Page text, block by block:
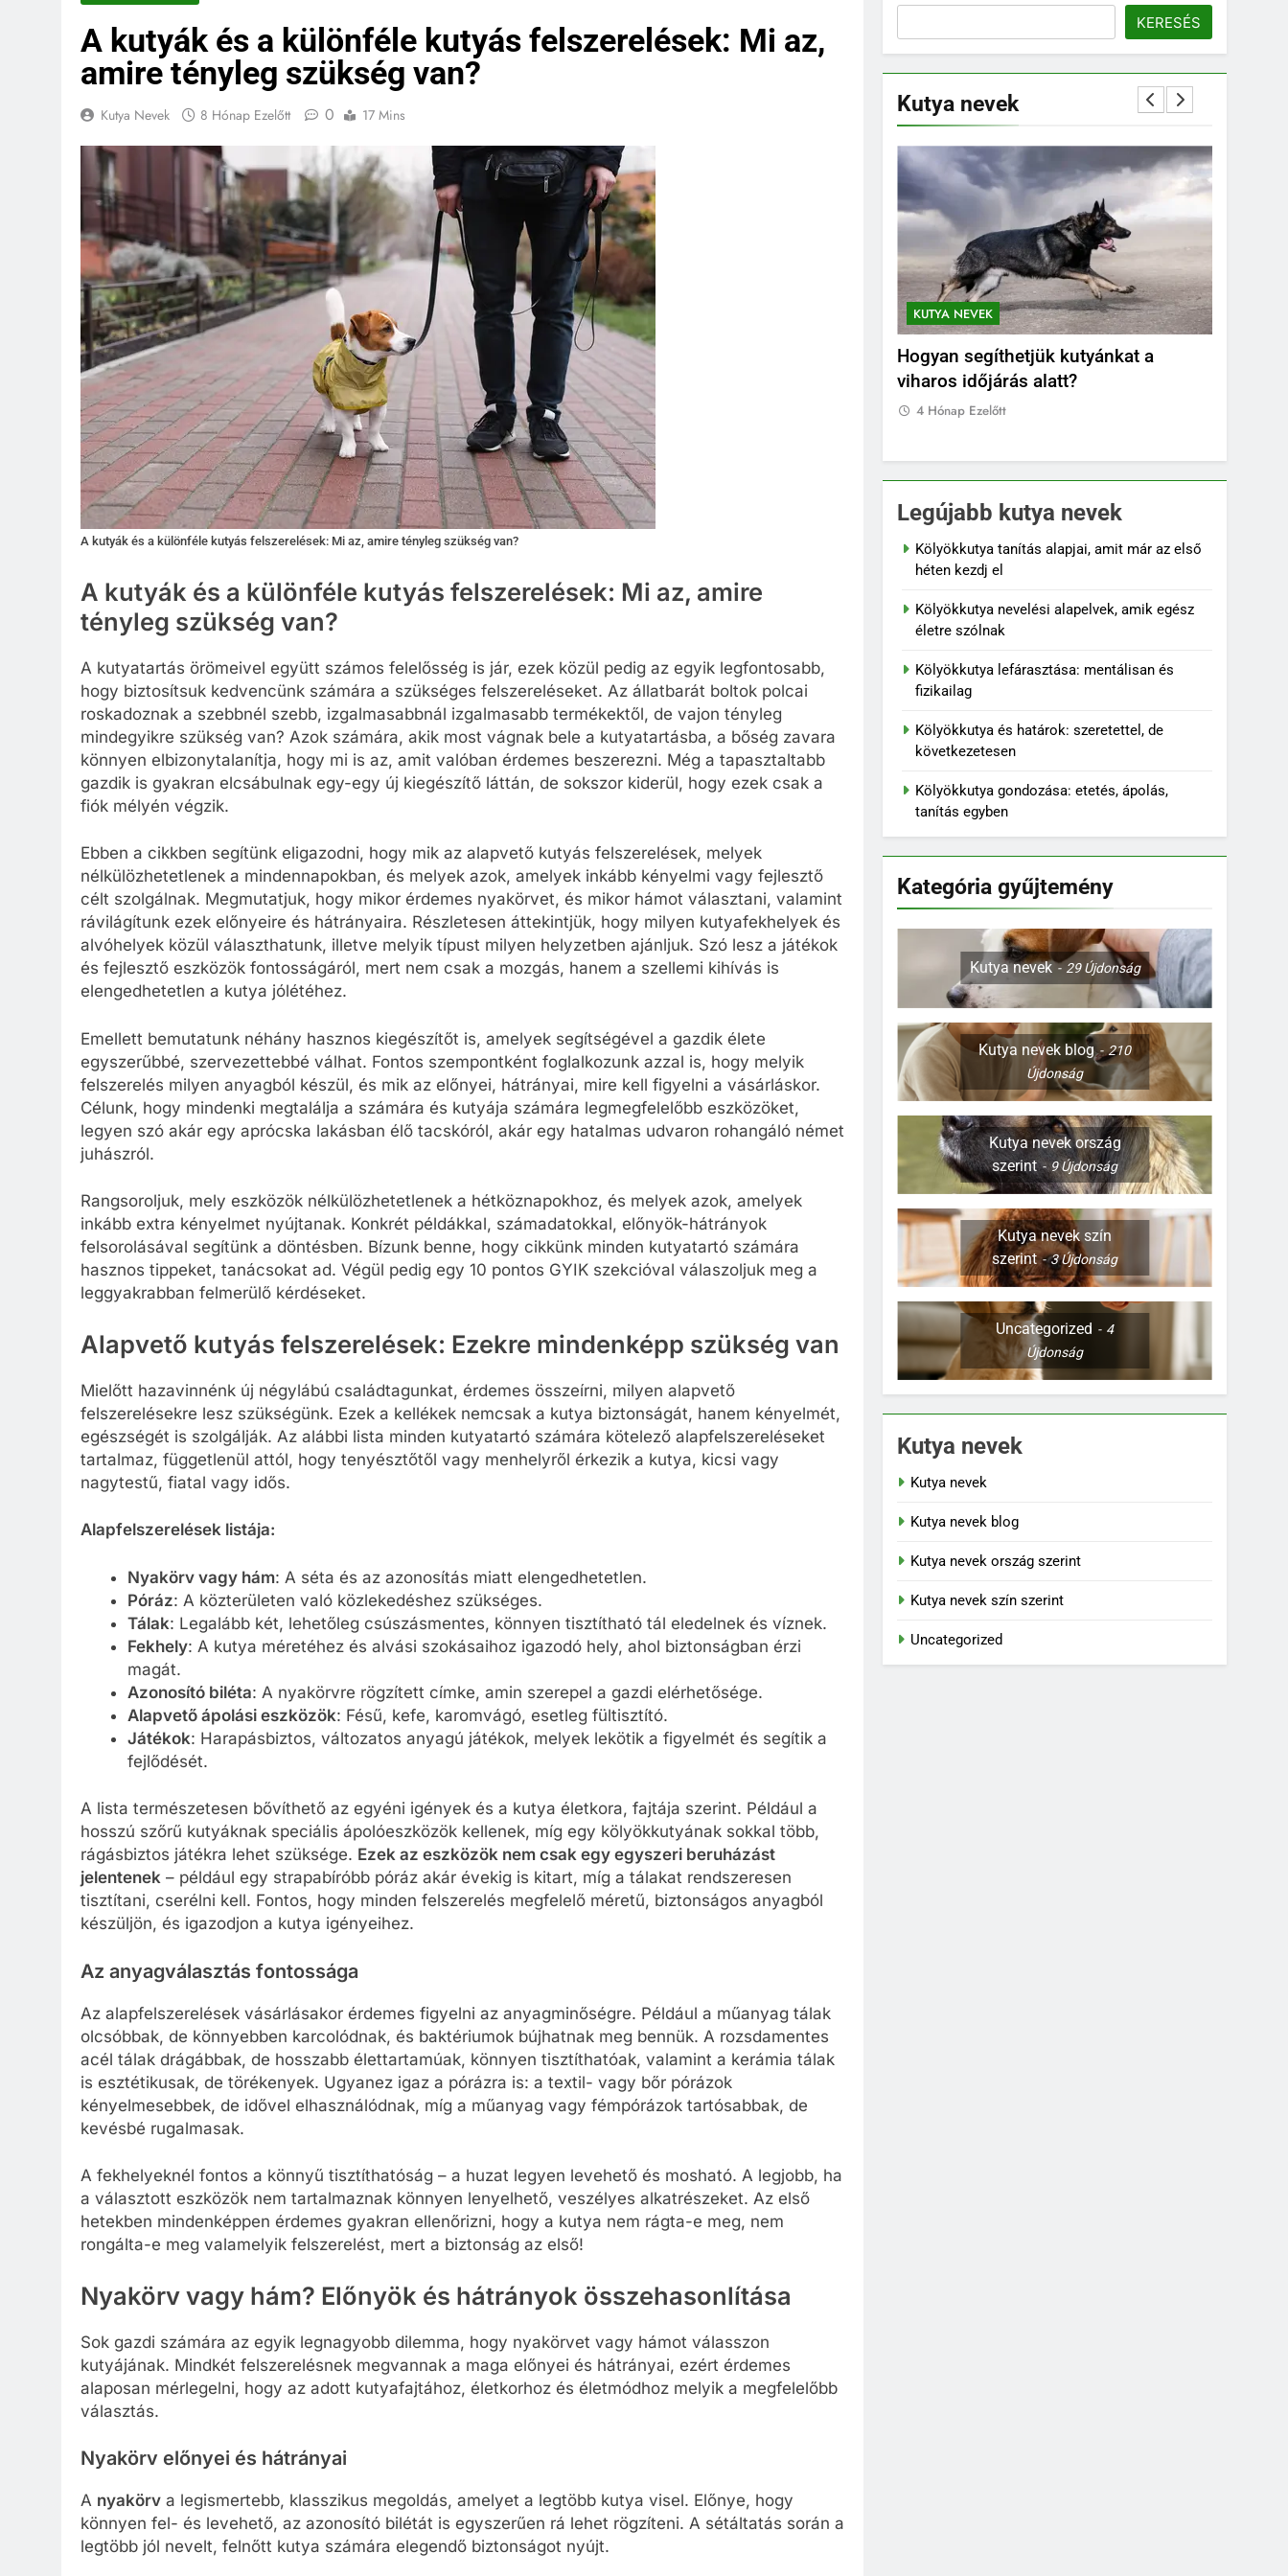
A kutyák és a különféle kutyás felszerelések: Mi az,
amire tényleg szükség van?
Kutya Nevek 8 Hónap Ezelőtt 0 17 Mins
A kutyák és a különféle kutyás felszerelések: Mi az, amire tényleg szükség van?
A kutyák és a különféle kutyás felszerelések: Mi az, amire
tényleg szükség van?
A kutyatartás örömeivel együtt számos felelősség is jár, ezek közül pedig az egyik legfontosabb,
hogy biztosítsuk kedvencünk számára a szükséges felszereléseket. Az állatbarát boltok polcai
roskadoznak a szebbnél szebb, izgalmasabbnál izgalmasabb termékektől, de vajon tényleg
mindegyikre szükség van? Azok számára, akik most vágnak bele a kutyatartásba, a bőség zavara
könnyen elbizonytalanítja, hogy mi is az, amit valóban érdemes beszerezni. Még a tapasztaltabb
gazdik is gyakran elcsábulnak egy-egy új kiegészítő láttán, de sokszor kiderül, hogy ezek csak a
fiók mélyén végzik.
Ebben a cikkben segítünk eligazodni, hogy mik az alapvető kutyás felszerelések, melyek
nélkülözhetetlenek a mindennapokban, és melyek azok, amelyek inkább kényelmi vagy fejlesztő
célt szolgálnak. Megmutatjuk, hogy mikor érdemes nyakörvet, és mikor hámot választani, valamint
rávilágítunk ezek előnyeire és hátrányaira. Részletesen áttekintjük, hogy milyen kutyafekhelyek és
alvóhelyek közül választhatunk, illetve melyik típust milyen helyzetben ajánljuk. Szó lesz a játékok
és fejlesztő eszközök fontosságáról, mert nem csak a mozgás, hanem a szellemi kihívás is
elengedhetetlen a kutya jólétéhez.
Emellett bemutatunk néhány hasznos kiegészítőt is, amelyek segítségével a gazdik élete
egyszerűbbé, szervezettebbé válhat. Fontos szempontként foglalkozunk azzal is, hogy melyik
felszerelés milyen anyagból készül, és mik az előnyei, hátrányai, mire kell figyelni a vásárláskor.
Célunk, hogy mindenki megtalálja a számára és kutyája számára legmegfelelőbb eszközöket,
legyen szó akár egy aprócska lakásban élő tacskóról, akár egy hatalmas udvaron rohangáló német
juhászról.
Rangsoroljuk, mely eszközök nélkülözhetetlenek a hétköznapokhoz, és melyek azok, amelyek
inkább extra kényelmet nyújtanak. Konkrét példákkal, számadatokkal, előnyök-hátrányok
felsorolásával segítünk a döntésben. Bízunk benne, hogy cikkünk minden kutyatartó számára
hasznos tippeket, tanácsokat ad. Végül pedig egy 10 pontos GYIK szekcióval válaszoljuk meg a
leggyakrabban felmerülő kérdéseket.
Alapvető kutyás felszerelések: Ezekre mindenképp szükség van
Mielőtt hazavinnénk új négylábú családtagunkat, érdemes összeírni, milyen alapvető
felszerelésekre lesz szükségünk. Ezek a kellékek nemcsak a kutya biztonságát, hanem kényelmét,
egészségét is szolgálják. Az alábbi lista minden kutyatartó számára kötelező alapfelszereléseket
tartalmaz, függetlenül attól, hogy tenyésztőtől vagy menhelyről érkezik a kutya, kicsi vagy
nagytestű, fiatal vagy idős.
Alapfelszerelések listája:
Nyakörv vagy hám: A séta és az azonosítás miatt elengedhetetlen.
Póráz: A közterületen való közlekedéshez szükséges.
Tálak: Legalább két, lehetőleg csúszásmentes, könnyen tisztítható tál eledelnek és víznek.
Fekhely: A kutya méretéhez és alvási szokásaihoz igazodó hely, ahol biztonságban érzi
magát.
Azonosító biléta: A nyakörvre rögzített címke, amin szerepel a gazdi elérhetősége.
Alapvető ápolási eszközök: Fésű, kefe, karomvágó, esetleg fültisztító.
Játékok: Harapásbiztos, változatos anyagú játékok, melyek lekötik a figyelmét és segítik a
fejlődését.
A lista természetesen bővíthető az egyéni igények és a kutya életkora, fajtája szerint. Például a
hosszú szőrű kutyáknak speciális ápolóeszközök kellenek, míg egy kölyökkutyának sokkal több,
rágásbiztos játékra lehet szüksége. Ezek az eszközök nem csak egy egyszeri beruházást
jelentenek – például egy strapabíróbb póráz akár évekig is kitart, míg a tálakat rendszeresen
tisztítani, cserélni kell. Fontos, hogy minden felszerelés megfelelő méretű, biztonságos anyagból
készüljön, és igazodjon a kutya igényeihez.
Az anyagválasztás fontossága
Az alapfelszerelések vásárlásakor érdemes figyelni az anyagminőségre. Például a műanyag tálak
olcsóbbak, de könnyebben karcolódnak, és baktériumok bújhatnak meg bennük. A rozsdamentes
acél tálak drágábbak, de hosszabb élettartamúak, könnyen tisztíthatóak, valamint a kerámia tálak
is esztétikusak, de törékenyek. Ugyanez igaz a pórázra is: a textil- vagy bőr pórázok
kényelmesebbek, de idővel elhasználódnak, míg a műanyag vagy fémpórázok tartósabbak, de
kevésbé rugalmasak.
A fekhelyeknél fontos a könnyű tisztíthatóság – a huzat legyen levehető és mosható. A legjobb, ha
a választott eszközök nem tartalmaznak könnyen lenyelhető, veszélyes alkatrészeket. Az első
hetekben mindenképpen érdemes gyakran ellenőrizni, hogy a kutya nem rágta-e meg, nem
rongálta-e meg valamelyik felszerelést, mert a biztonság az első!
Nyakörv vagy hám? Előnyök és hátrányok összehasonlítása
Sok gazdi számára az egyik legnagyobb dilemma, hogy nyakörvet vagy hámot válasszon
kutyájának. Mindkét felszerelésnek megvannak a maga előnyei és hátrányai, ezért érdemes
alaposan mérlegelni, hogy az adott kutyafajtához, életkorhoz és életmódhoz melyik a megfelelőbb
választás.
Nyakörv előnyei és hátrányai
A nyakörv a legismertebb, klasszikus megoldás, amelyet a legtöbb kutya visel. Előnye, hogy
könnyen fel- és levehető, az azonosító bilétát is egyszerűen rá lehet rögzíteni. A sétáltatás során a
legtöbb jól nevelt, felnőtt kutya számára elegendő biztonságot nyújt.
KERESÉS
Kutya nevek
KUTYA NEVEK KUTYA NEVEK ORSZÁG SZERINT
Spanyol kutya nevek
4 Hónap Ezelőtt
KUTYA NEVEK
A kutyák és a szokások: Hogyan
építsünk fel egy napi rutint
kutyánknak?
4 Hónap Ezelőtt
KUTYA NEVEK
Hogyan segíthetjük kutyánkat a
viharos időjárás alatt?
4 Hónap Ezelőtt
Legújabb kutya nevek
Kölyökkutya tanítás alapjai, amit már az első
héten kezdj el
Kölyökkutya nevelési alapelvek, amik egész
életre szólnak
Kölyökkutya lefárasztása: mentálisan és
fizikailag
Kölyökkutya és határok: szeretettel, de
következetesen
Kölyökkutya gondozása: etetés, ápolás,
tanítás egyben
Kategória gyűjtemény
Kutya nevek 29Újdonság
Kutya nevek blog
210
Újdonság
Kutya nevek ország
szerint
9Újdonság
Kutya nevek szín
szerint
3Újdonság
Uncategorized
4
Újdonság
Kutya nevek
Kutya nevek
Kutya nevek blog
Kutya nevek ország szerint
Kutya nevek szín szerint
Uncategorized